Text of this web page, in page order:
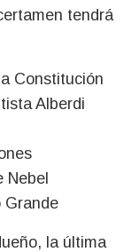
tendrá
Constitución
Alberdi
Nebel
Grande
la última